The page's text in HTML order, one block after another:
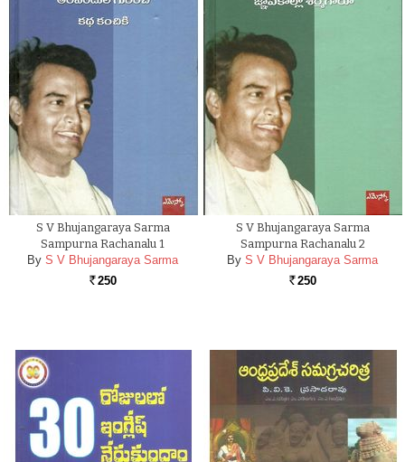
S V Bhujangaraya Sarma
Sampurna Rachanalu 1
By S V Bhujangaraya Sarma
Rs. 250
S V Bhujangaraya Sarma
Sampurna Rachanalu 2
By S V Bhujangaraya Sarma
Rs. 250